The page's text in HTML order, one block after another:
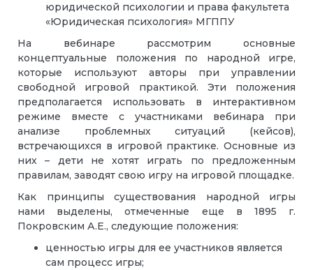
юридической психологии и права факультета
«Юридическая психология» МГППУ
На вебинаре рассмотрим основные
концептуальные положения по народной игре,
которые используют авторы при управлении
свободной игровой практикой. Эти положения
предполагается использовать в интерактивном
режиме вместе с участниками вебинара при
анализе проблемных ситуаций (кейсов),
встречающихся в игровой практике. Основные из
них – дети не хотят играть по предложенным
правилам, заводят свою игру на игровой площадке.
Как принципы существования народной игры
нами выделены, отмеченные еще в 1895 г.
Покровским А.Е., следующие положения:
ценностью игры для ее участников является
сам процесс игры;